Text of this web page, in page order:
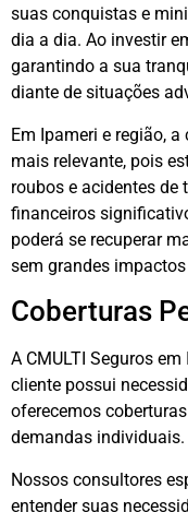
suas conquistas e
dia a dia. Ao investir
garantindo a sua
diante de situações
Em Ipameri e região,
mais relevante, pois
roubos e acidentes de
financeiros
poderá se recuperar
sem grandes
Coberturas
A CMULTI Seguros
cliente possui
oferecemos
demandas individuais.
Nossos consultores
entender suas